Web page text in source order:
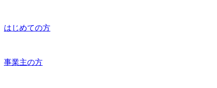
はじめての方
事業主の方